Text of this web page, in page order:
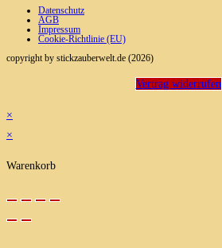
Datenschutz
AGB
Impressum
Cookie-Richtlinie (EU)
copyright by stickzauberwelt.de (2026)
Vertrag widerrufen
×
×
Warenkorb